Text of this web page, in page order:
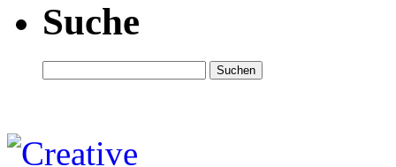
Suche